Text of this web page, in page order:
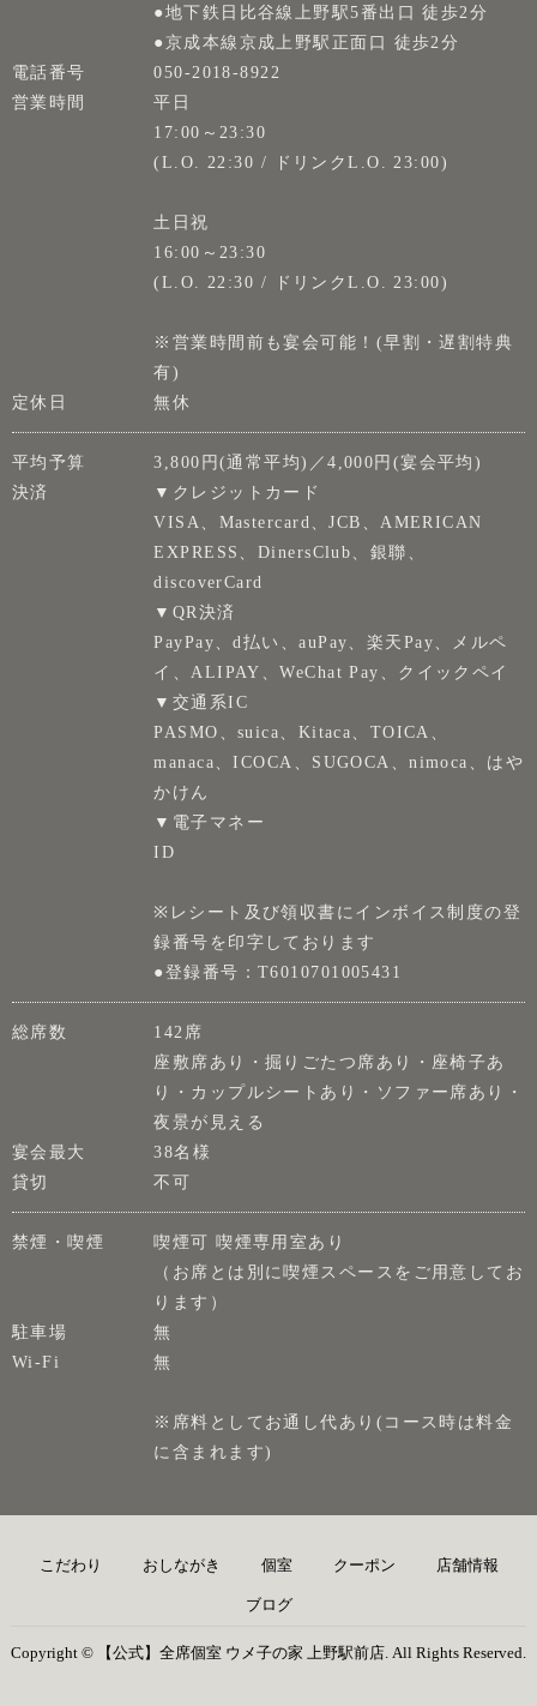
●地下鉄日比谷線上野駅5番出口 徒歩2分
●京成本線京成上野駅正面口 徒歩2分
電話番号
050-2018-8922
営業時間
平日
17:00～23:30
(L.O. 22:30 / ドリンクL.O. 23:00)
土日祝
16:00～23:30
(L.O. 22:30 / ドリンクL.O. 23:00)
※営業時間前も宴会可能！(早割・遅割特典
有)
定休日
無休
平均予算
3,800円(通常平均)／4,000円(宴会平均)
決済
▼クレジットカード
VISA、Mastercard、JCB、AMERICAN
EXPRESS、DinersClub、銀聯、
discoverCard
▼QR決済
PayPay、d払い、auPay、楽天Pay、メルペ
イ、ALIPAY、WeChat Pay、クイックペイ
▼交通系IC
PASMO、suica、Kitaca、TOICA、
manaca、ICOCA、SUGOCA、nimoca、はや
かけん
▼電子マネー
ID
※レシート及び領収書にインボイス制度の登
録番号を印字しております
●登録番号：T6010701005431
総席数
142席
座敷席あり・掘りごたつ席あり・座椅子あ
り・カップルシートあり・ソファー席あり・
夜景が見える
宴会最大
38名様
貸切
不可
禁煙・喫煙
喫煙可 喫煙専用室あり
（お席とは別に喫煙スペースをご用意してお
ります）
駐車場
無
Wi-Fi
無
※席料としてお通し代あり(コース時は料金
に含まれます)
こだわり おしながき 個室 クーポン 店舗情報
ブログ
Copyright © 【公式】全席個室 ウメ子の家 上野駅前店. All Rights Reserved.